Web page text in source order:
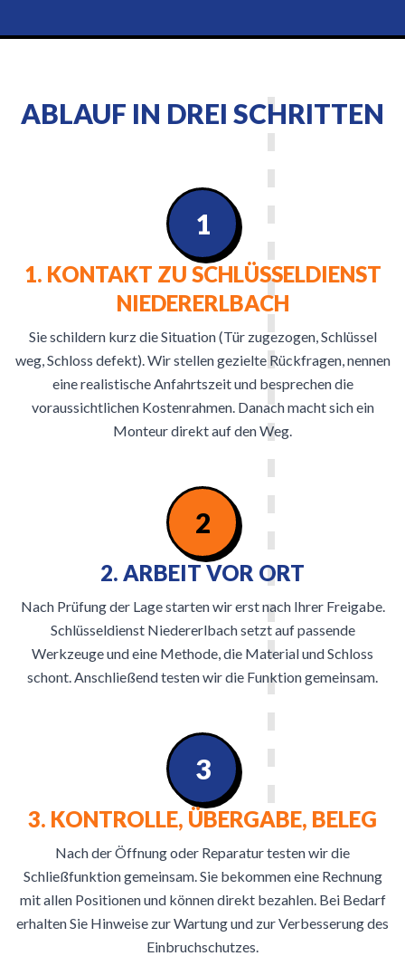
ABLAUF IN DREI SCHRITTEN
1. KONTAKT ZU SCHLÜSSELDIENST
NIEDERERLBACH
Sie schildern kurz die Situation (Tür zugezogen, Schlüssel
weg, Schloss defekt). Wir stellen gezielte Rückfragen, nennen
eine realistische Anfahrtszeit und besprechen die
voraussichtlichen Kostenrahmen. Danach macht sich ein
Monteur direkt auf den Weg.
1
2
2. ARBEIT VOR ORT
Nach Prüfung der Lage starten wir erst nach Ihrer Freigabe.
Schlüsseldienst Niedererlbach setzt auf passende
Werkzeuge und eine Methode, die Material und Schloss
schont. Anschließend testen wir die Funktion gemeinsam.
3. KONTROLLE, ÜBERGABE, BELEG
Nach der Öffnung oder Reparatur testen wir die
Schließfunktion gemeinsam. Sie bekommen eine Rechnung
mit allen Positionen und können direkt bezahlen. Bei Bedarf
erhalten Sie Hinweise zur Wartung und zur Verbesserung des
Einbruchschutzes.
3